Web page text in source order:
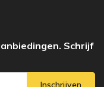
Schrijf
Inschrijven